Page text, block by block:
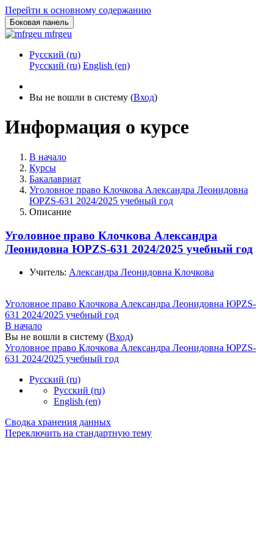
Перейти к основному содержанию
Боковая панель
mfrgeu
Русский ‎(ru)‎
Русский ‎(ru)‎ English ‎(en)‎
Вы не вошли в систему (Вход)
Информация о курсе
В начало
Курсы
Бакалавриат
Уголовное право Клочкова Александра Леонидовна
ЮРZS-631 2024/2025 учебный год
Описание
Уголовное право Клочкова Александра
Леонидовна ЮРZS-631 2024/2025 учебный год
Учитель: Александра Леонидовна Клочкова
Уголовное право Клочкова Александра Леонидовна ЮРZS-
631 2024/2025 учебный год
В начало
Вы не вошли в систему (Вход)
Уголовное право Клочкова Александра Леонидовна ЮРZS-
631 2024/2025 учебный год
Русский ‎(ru)‎
Русский ‎(ru)‎
English ‎(en)‎
Сводка хранения данных
Переключить на стандартную тему